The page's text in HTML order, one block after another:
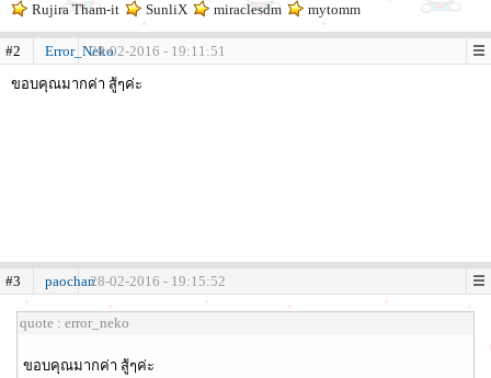
Rujira Tham-it
SunliX miraclesdm mytomm
#2 Error_Neko28-02-2016 - 19:11:51
ขอบคุณมากค่า สู้ๆค่ะ
#3 paochan28-02-2016 - 19:15:52
quote : error_neko
ขอบคุณมากค่า สู้ๆค่ะ